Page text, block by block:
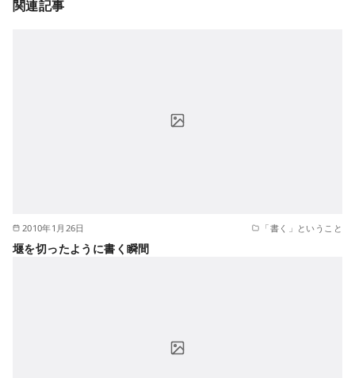
関連記事
2010年1月26日 「書く」ということ
堰を切ったように書く瞬間